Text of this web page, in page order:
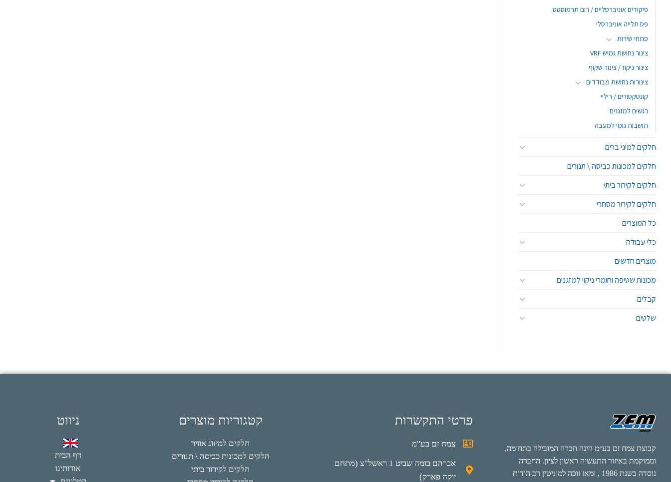
פיקודים אוניברסליים / רום תרמוסטט
פס תלייה אוניברסלי
פתחי שירות
צינור נחושת גמיש VRF
צינור ניקוז / צינור שקוף
צינורות נחושת מבודדים
קונטקטורים / ריליי
רגשים למזגנים
תושבות גומי למעבה
חלקים למיני ברים
חלקים למכונות כביסה \ תנורים
חלקים לקירור ביתי
חלקים לקירור מסחרי
כל המוצרים
כלי עבודה
מוצרים חדשים
מכונות שטיפה וחומרי ניקוי למזגנים
קבלים
שלטים
קבוצת צמח זם בע״מ הינה חברה המובילה בתחומה,
וממוקמת באיזור התעשיה ראשון לציון. החברה
נוסדה בשנת 1986 , ומאז זוכה למוניטין רב הודות
פרטי התקשרות
צמח זם בע"מ
אברהם בומה שביט 1 ראשל"צ (מתחם
יוקה פארק)
קטגוריות מוצרים
חלקים למיזוג אוויר
חלקים למכונות כביסה \ תנורים
חלקים לקירור ביתי
ניווט
דף הבית
אודותינו